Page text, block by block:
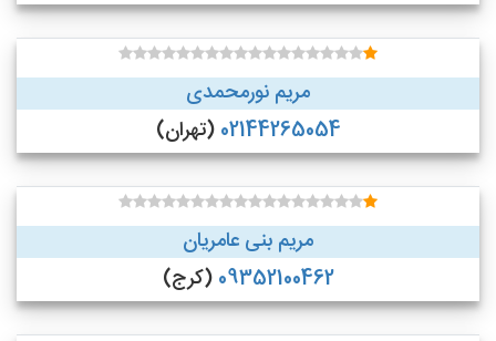
مریم نورمحمدی
02144265054 (تهران)
مریم بنی عامریان
09352100462 (کرج)